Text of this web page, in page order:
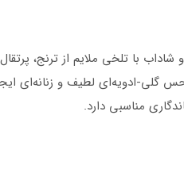
شاداب با تلخی ملایم از ترنج،
گلی‑ادویه‌ای لطیف و زنانه‌ای
مناسبی دارد.